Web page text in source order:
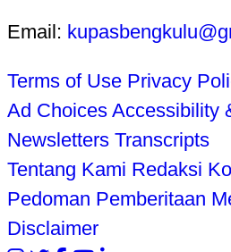
Email:
Terms of Use Privacy
Ad Choices Accessibility
Newsletters Transcripts
Tentang Kami Redaksi
Pedoman Pemberitaan
Disclaimer